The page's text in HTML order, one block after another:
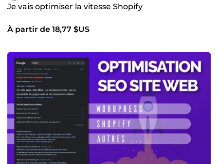
Je vais optimiser la vitesse Shopify
À partir de 18,77 $US